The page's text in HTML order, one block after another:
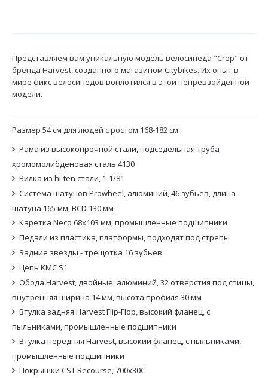
Представляем вам уникальную модель велосипеда "Crop" от
бренда Harvest, созданного магазином Citybikes. Их опыт в
мире фикс велосипедов воплотился в этой непревзойденной
модели.
Размер 54 см для людей с ростом 168-182 см
Рама из высокопрочной стали, подседельная труба
хромомолибденовая сталь 4130
Вилка из hi-ten стали, 1-1/8"
Система шатунов Prowheel, алюминий, 46 зубьев, длина
шатуна 165 мм, BCD 130 мм
Каретка Neco 68x103 мм, промышленные подшипники
Педали из пластика, платформы, подходят под стрепы
Задние звезды - трещотка 16 зубьев
Цепь KMC S1
Обода Harvest, двойные, алюминий, 32 отверстия под спицы,
внутренняя ширина 14 мм, высота профиля 30 мм
Втулка задняя Harvest Flip-Flop, высокий фланец, с
пыльниками, промышленные подшипники
Втулка передняя Harvest, высокий фланец, с пыльниками,
промышленные подшипники
Покрышки CST Recourse, 700x30С